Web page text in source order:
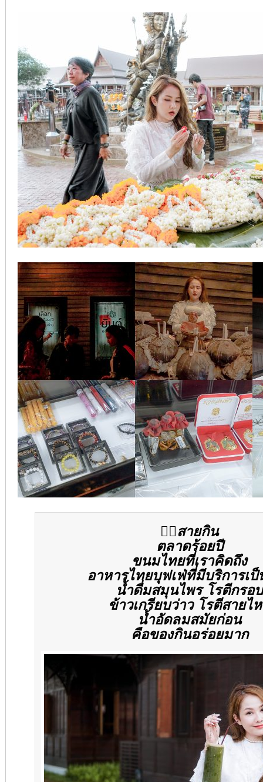
👍🏻สายกิน
ตลาดร้อยปี
ขนมไทยที่เราคิดถึง
อาหารไทยบุฟเฟ่ที่มีบริการเป็
น้ำดื่มสมุนไพร โรตีกรอบ
ข้าวเกรียบว่าว โรตีสายไ
น้ำอัดลมสมัยก่อน
คือของกินอร่อยมาก